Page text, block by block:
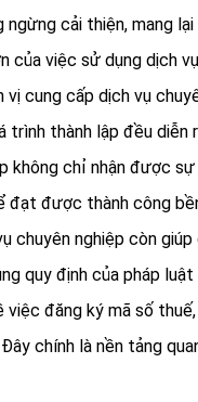
cải thiện, mang
của việc sử dụng dịch
cung cấp dịch vụ
thành lập đều diễn
không chỉ nhận được
đạt được thành công
chuyên nghiệp còn
quy định của pháp
đăng ký mã số
chính là nền tảng